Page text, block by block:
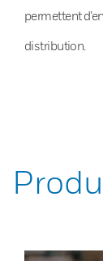
permettent
distribution.